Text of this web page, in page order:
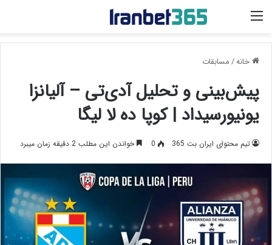
منو
خانه/مسابقات
پیش‌بینی و تحلیل آ‌دی‌تی – آلیانزا
یونیورسیداد | کوپا ده لا لیگا
تیم محتوای ایران بت 365 0 خواندن این مطلب 2 دقیقه زمان میبرد